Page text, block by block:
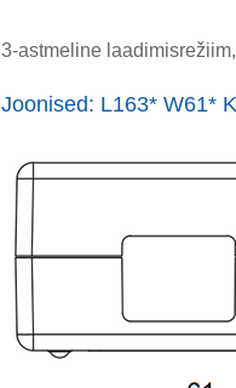
3-astmeline
Joonised: L163* W61*